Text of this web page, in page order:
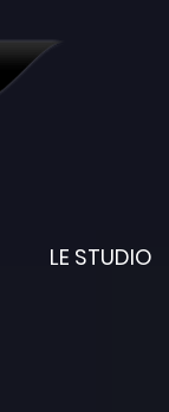
LE STUDIO